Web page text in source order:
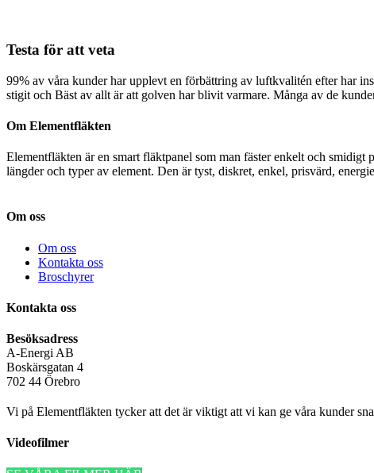
Testa för att veta
99% av våra kunder har upplevt en förbättring av luftkvalitén efter har
stigit och Bäst av allt är att golven har blivit varmare. Många av de
Om Elementfläkten
Elementfläkten är en smart fläktpanel som man fäster enkelt och
längder och typer av element. Den är tyst, diskret, enkel, prisvärd,
Om oss
Om oss
Kontakta oss
Broschyrer
Kontakta oss
Besöksadress
A-Energi AB
Boskärsgatan 4
702 44 Örebro
Vi på Elementfläkten tycker att det är viktigt att vi kan ge våra kunder
Videofilmer